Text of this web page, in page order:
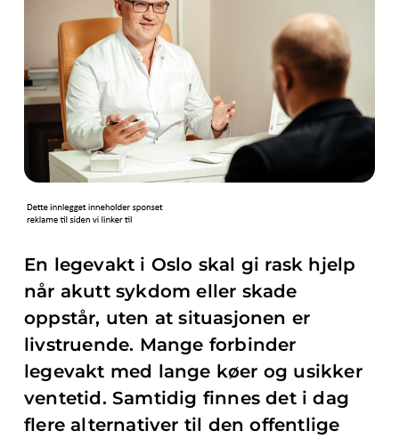
En legevakt i Oslo skal gi rask hjelp
når akutt sykdom eller skade
oppstår, uten at situasjonen er
livstruende. Mange forbinder
legevakt med lange køer og usikker
ventetid. Samtidig finnes det i dag
flere alternativer til den offentlige